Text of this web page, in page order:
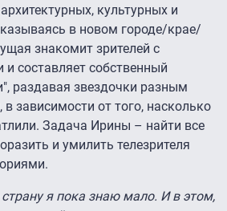
культурных и
в новом городе/крае/
знакомит зрителей с
составляет собственный
раздавая звездочки разным
зависимости от того, насколько
Задача Ирины – найти все
и умилить телезрителя
я пока знаю мало. И в этом,